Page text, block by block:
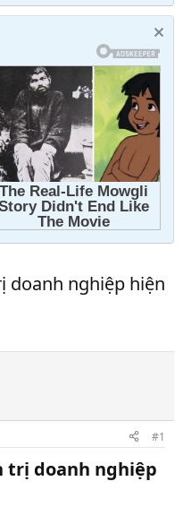
doanh nghiệp hiện
#1
trị doanh nghiệp